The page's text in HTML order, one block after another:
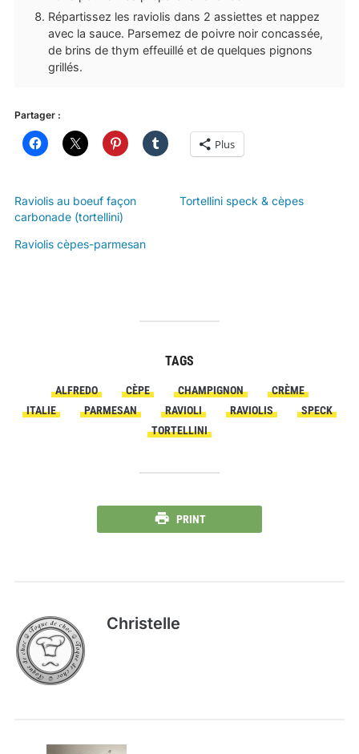
Répartissez les raviolis dans 2 assiettes et nappez
avec la sauce. Parsemez de poivre noir concassée,
de brins de thym effeuillé et de quelques pignons
grillés.
Partager :
Plus
Raviolis au boeuf façon
carbonade (tortellini)
Tortellini speck & cèpes
Raviolis cèpes-parmesan
TAGS
ALFREDO CÈPE CHAMPIGNON
CRÈME
ITALIE
PARMESAN RAVIOLI RAVIOLIS
SPECK
TORTELLINI
PRINT
Christelle